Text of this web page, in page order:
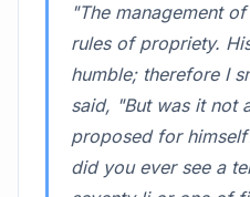
"The management
rules of propriety.
humble; therefore I
said, "But was it not
proposed for
did you ever see a